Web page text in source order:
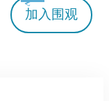
加入 围观